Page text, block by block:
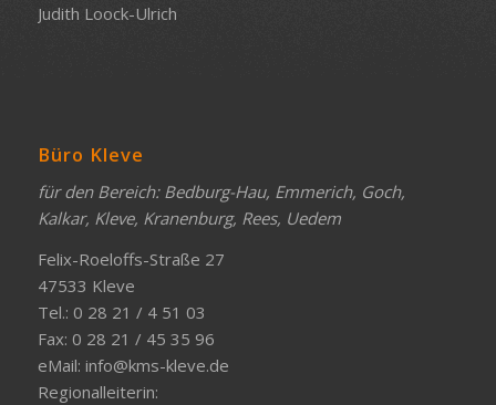
Judith Loock-Ulrich
Büro Kleve
für den Bereich: Bedburg-Hau, Emmerich, Goch,
Kalkar, Kleve, Kranenburg, Rees, Uedem
Felix-Roeloffs-Straße 27
47533 Kleve
Tel.: 0 28 21 / 4 51 03
Fax: 0 28 21 / 45 35 96
eMail: info@kms-kleve.de
Regionalleiterin: